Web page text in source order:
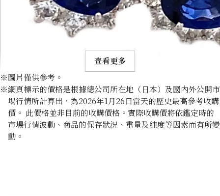
Platinum (Pt900) earrings
收購參考價格
查看更多
※圖片僅供參考。
※網頁標示的價格是根據總公司所在地（日本）及國內外公開市
場行情所計算出，為2026年1月26日當天的歷史最高參考收購
價。 此價格並非目前的收購價格。實際收購價將依鑑定時的
市場行情波動、商品的保存狀況、重量及純度等因素而有所變
動。